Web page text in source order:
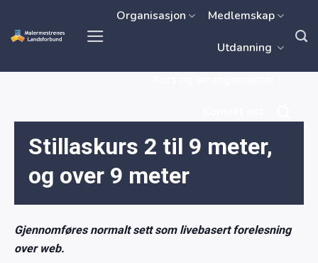
Organisasjon Medlemskap
Utdanning
Stillaskurs 2 til 9 meter,
og over 9 meter
Gjennomføres normalt sett som livebasert forelesning
over web.